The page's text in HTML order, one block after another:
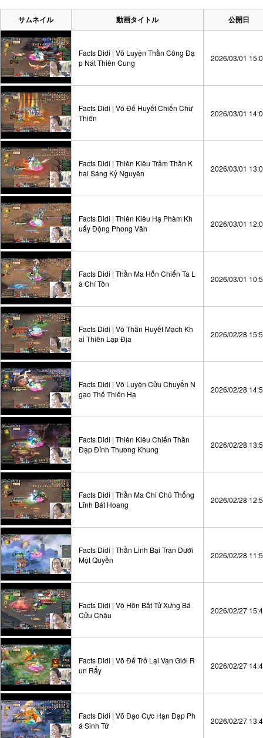
サムネイル 動画タイトル 公開日
Facts Didi | Võ Luyện Thần Công Đạ
p Nát Thiên Cung
2026/03/01
Facts Didi | Võ Đế Huyết Chiến Chư
Thiên
2026/03/01
Facts Didi | Thiên Kiêu Trảm Thần K
hai Sáng Kỷ Nguyên
2026/03/01
Facts Didi | Thiên Kiêu Hạ Phàm Kh
uấy Động Phong Vân
2026/03/01
Facts Didi | Thần Ma Hỗn Chiến Ta L
à Chí Tôn
2026/03/01
Facts Didi | Võ Thần Huyết Mạch Kh
ai Thiên Lập Địa
2026/02/28
Facts Didi | Võ Luyện Cửu Chuyển N
gạo Thế Thiên Hạ
2026/02/28
Facts Didi | Thiên Kiêu Chiến Thần
Đạp Đỉnh Thương Khung
2026/02/28
Facts Didi | Thần Ma Chi Chủ Thống
Lĩnh Bát Hoang
2026/02/28
Facts Didi | Thần Linh Bại Trận Dưới
Một Quyền
2026/02/28
Facts Didi | Võ Hồn Bất Tử Xưng Bá
Cửu Châu
2026/02/27
Facts Didi | Võ Đế Trở Lại Vạn Giới R
un Rẩy
2026/02/27
Facts Didi | Võ Đạo Cực Hạn Đạp Ph
á Sinh Tử
2026/02/27